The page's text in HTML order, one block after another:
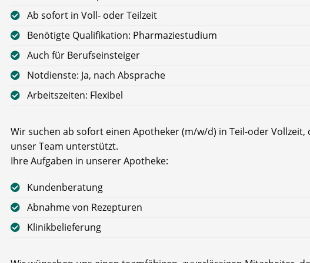
Ab sofort in Voll- oder Teilzeit
Benötigte Qualifikation: Pharmaziestudium
Auch für Berufseinsteiger
Notdienste: Ja, nach Absprache
Arbeitszeiten: Flexibel
Wir suchen ab sofort einen Apotheker (m/w/d) in Teil-oder Vollzeit,
unser Team unterstützt.
Ihre Aufgaben in unserer Apotheke:
Kundenberatung
Abnahme von Rezepturen
Klinikbelieferung